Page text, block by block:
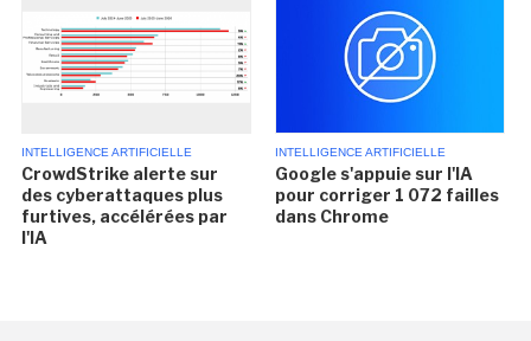
INTELLIGENCE ARTIFICIELLE
CrowdStrike alerte sur
des cyberattaques plus
furtives, accélérées par
l'IA
INTELLIGENCE ARTIFICIELLE
Google s'appuie sur l'IA
pour corriger 1 072 failles
dans Chrome